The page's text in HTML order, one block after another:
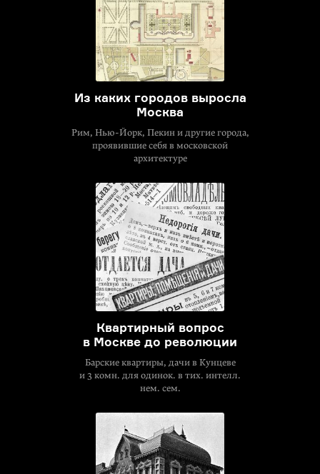
Из каких городов выросла
Москва
Рим, Нью-Йорк, Пекин и другие города,
проявившие себя в московской
архитектуре
Квартирный вопрос
в Москве до революции
Барские квартиры, дачи в Кунцеве
и 3 комн. для одинок. в тих. интелл.
нем. сем.